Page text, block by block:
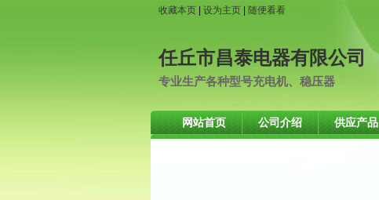
收藏本页 设为主页 随便看看
任丘市昌泰电器有限公司
专业生产各种型号充电机、稳压器
网站首页 公司介绍 供应产品